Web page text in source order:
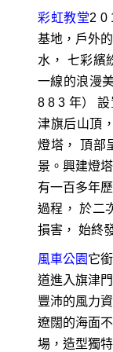
彩虹教堂2 0
基地，戶外
水， 七彩繽
一線的浪漫
8 8 3 年）
津旗后山頂
燈塔， 頂部
景。興建燈
有一百多年
過程， 於二
損害， 始終
風車公園 它
道進入旗津
豐沛的風力
遼闊的海面
場，造型獨